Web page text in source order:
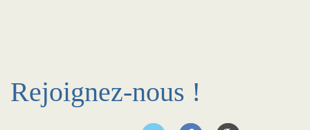
Rejoignez-nous !